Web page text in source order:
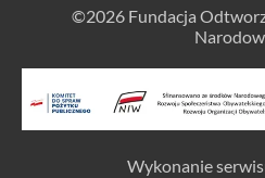
©2026 Fundacja
Wykonanie